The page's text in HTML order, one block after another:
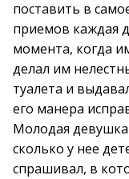
поставить в
приемов каждая
момента, когда
делал им
туалета и
его манера
Молодая девушка
сколько у нее
спрашивал, в